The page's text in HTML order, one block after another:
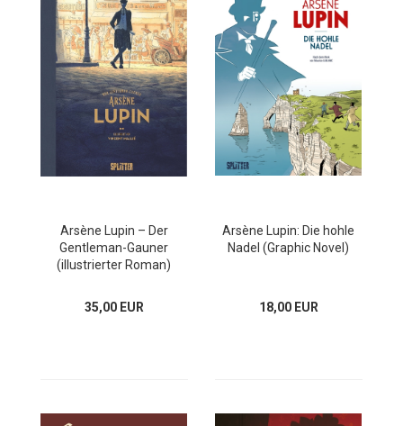
Arsène Lupin – Der
Gentleman-Gauner
(illustrierter Roman)
35,00 EUR
Arsène Lupin: Die hohle
Nadel (Graphic Novel)
18,00 EUR